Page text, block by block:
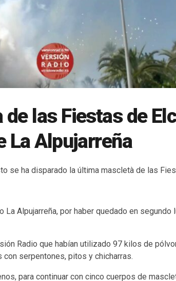
las Fiestas de
La Alpujarreña
se ha disparado la última mascletà de las
La Alpujarreña, por haber quedado en segundo
Radio que habían utilizado 97 kilos de
serpentones, pitos y chicharras.
para continuar con cinco cuerpos de